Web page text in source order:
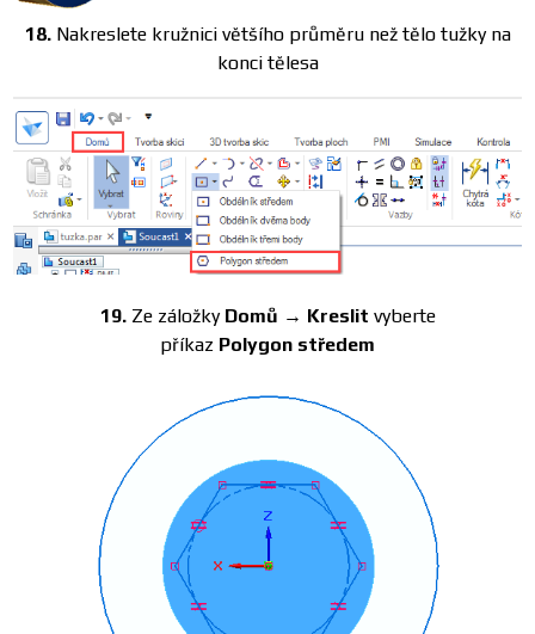
18.Nakreslete kružnici většího průměru než tělo tužky na
konci tělesa
19. Ze záložky Domů → Kreslit vyberte
příkaz Polygon středem